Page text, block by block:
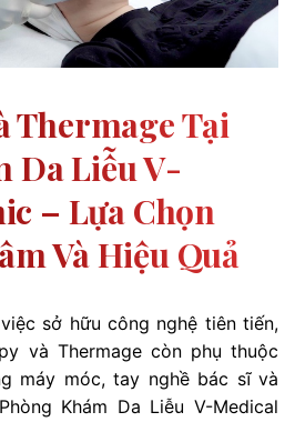
Thermage Tại
Da Liễu V-
– Lựa Chọn
Và Hiệu Quả
sở hữu công nghệ tiên tiến,
và Thermage còn phụ thuộc
máy móc, tay nghề bác sĩ và
Khám Da Liễu V-Medical